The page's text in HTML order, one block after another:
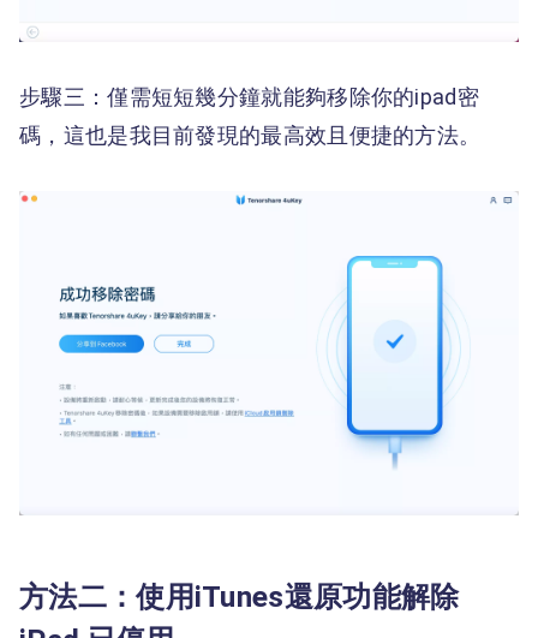
步驟三：僅需短短幾分鐘就能夠移除你的ipad密
碼，這也是我目前發現的最高效且便捷的方法。
方法二：使用iTunes還原功能解除